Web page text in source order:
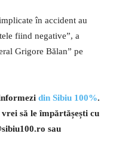
în accident au
fiind negative”, a
Grigore Bălan” pe
din Sibiu 100%.
să le împărtășești cu
sau